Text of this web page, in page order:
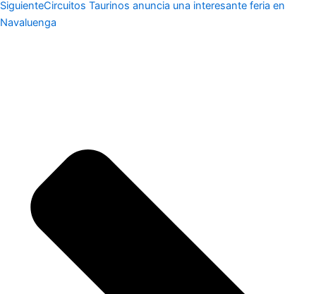
SiguienteCircuitos Taurinos anuncia una interesante feria en
Navaluenga